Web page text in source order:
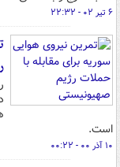
۶ تیر ۰۲ - ۲۲:۳۲
است.
۱۰ آذر ۰۰ - ۰۰:۲۲